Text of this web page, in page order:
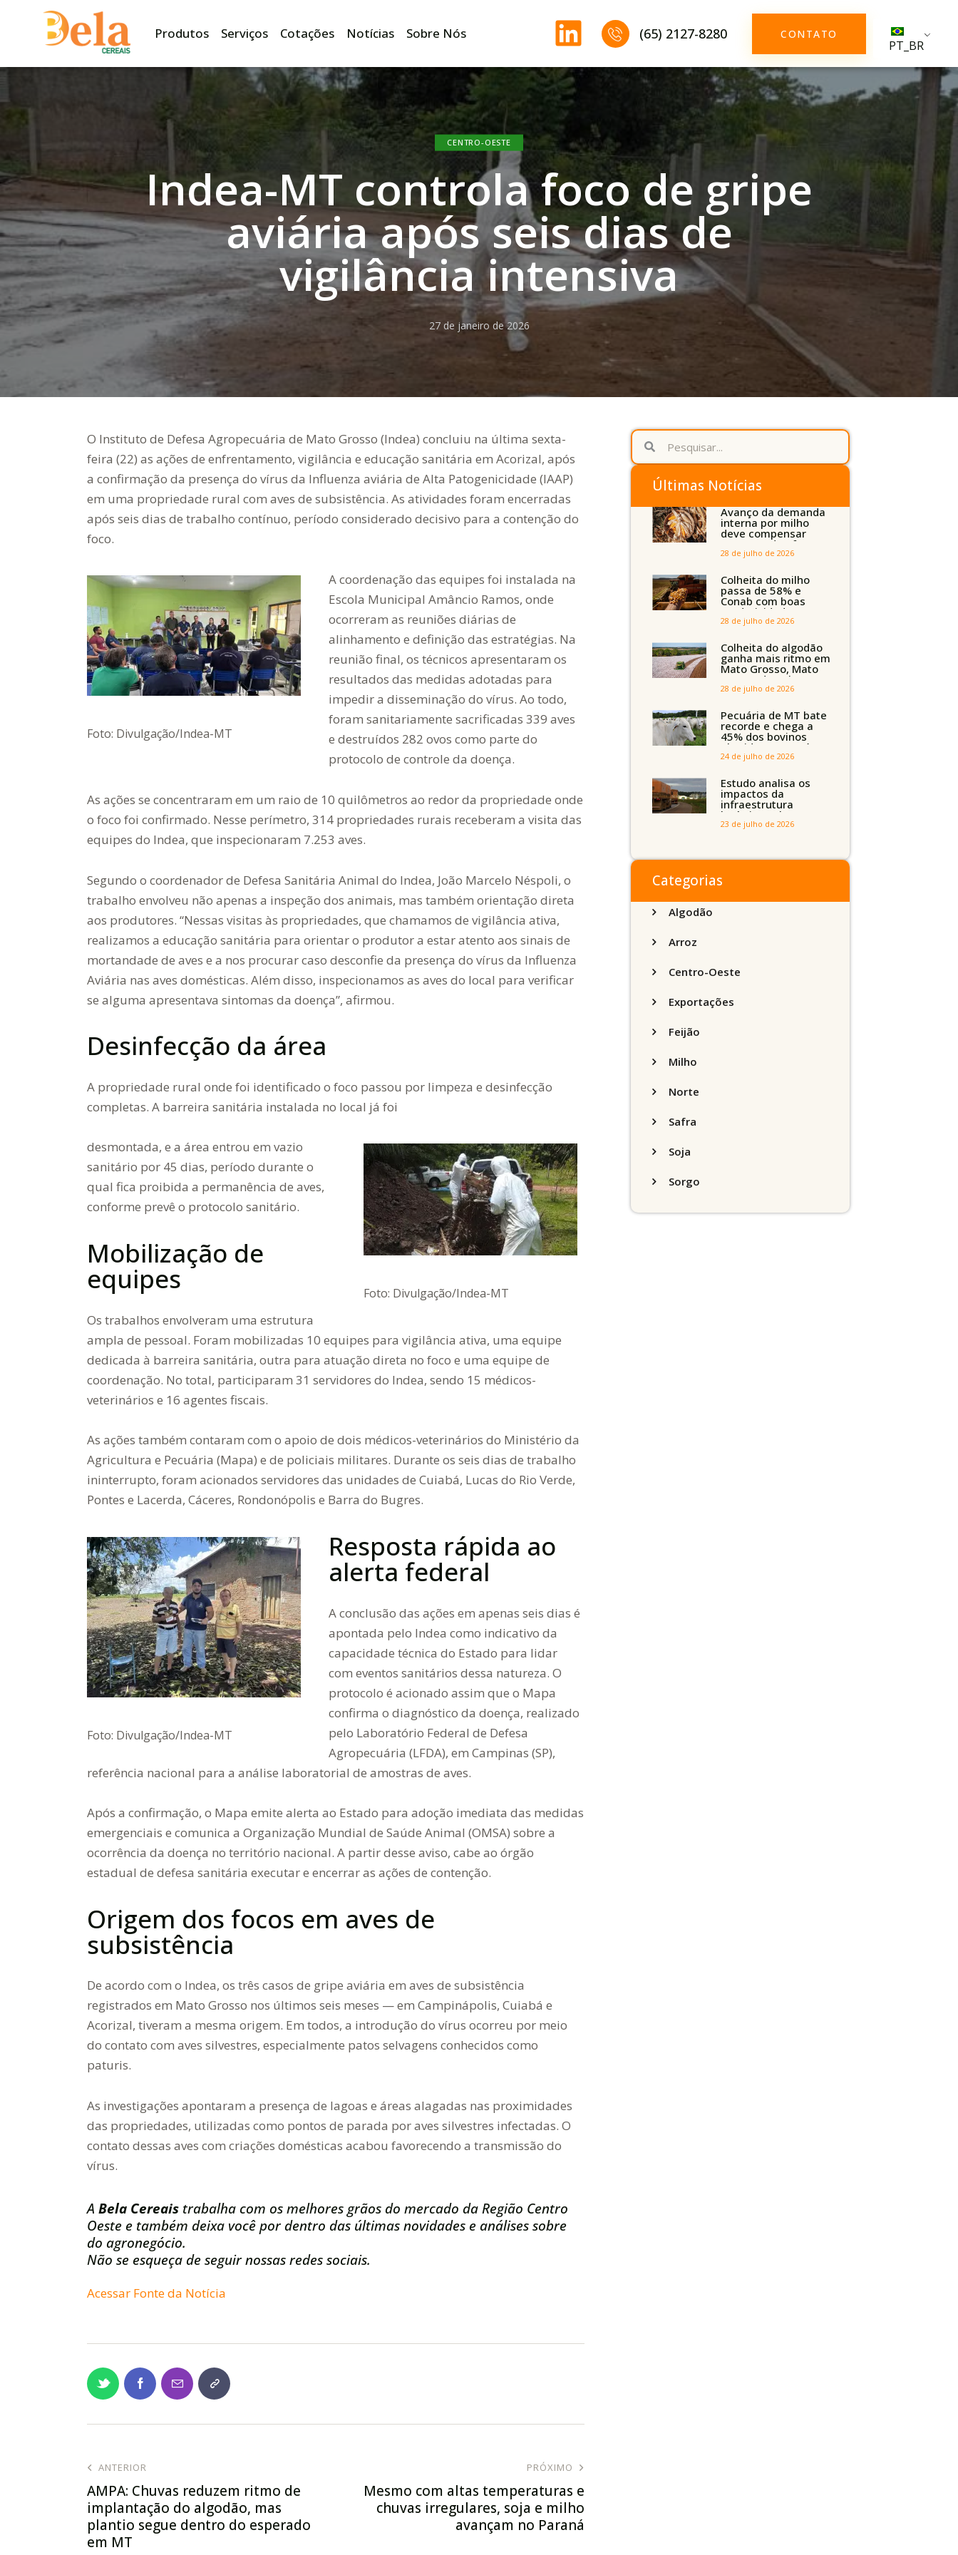
Produtos Serviços Cotações Notícias Sobre Nós (65) 2127-8280 CONTATO
PT_BR
CENTRO-OESTE
Indea-MT controla foco de gripe
aviária após seis dias de
vigilância intensiva
27 de janeiro de 2026
O Instituto de Defesa Agropecuária de Mato Grosso (Indea) concluiu na última sexta-
feira (22) as ações de enfrentamento, vigilância e educação sanitária em Acorizal, após
a confirmação da presença do vírus da Influenza aviária de Alta Patogenicidade (IAAP)
em uma propriedade rural com aves de subsistência. As atividades foram encerradas
após seis dias de trabalho contínuo, período considerado decisivo para a contenção do
foco.
Foto: Divulgação/Indea-MT
A coordenação das equipes foi instalada na
Escola Municipal Amâncio Ramos, onde
ocorreram as reuniões diárias de
alinhamento e definição das estratégias. Na
reunião final, os técnicos apresentaram os
resultados das medidas adotadas para
impedir a disseminação do vírus. Ao todo,
foram sanitariamente sacrificadas 339 aves
e destruídos 282 ovos como parte do
protocolo de controle da doença.
As ações se concentraram em um raio de 10 quilômetros ao redor da propriedade onde
o foco foi confirmado. Nesse perímetro, 314 propriedades rurais receberam a visita das
equipes do Indea, que inspecionaram 7.253 aves.
Segundo o coordenador de Defesa Sanitária Animal do Indea, João Marcelo Néspoli, o
trabalho envolveu não apenas a inspeção dos animais, mas também orientação direta
aos produtores. “Nessas visitas às propriedades, que chamamos de vigilância ativa,
realizamos a educação sanitária para orientar o produtor a estar atento aos sinais de
mortandade de aves e a nos procurar caso desconfie da presença do vírus da Influenza
Aviária nas aves domésticas. Além disso, inspecionamos as aves do local para verificar
se alguma apresentava sintomas da doença”, afirmou.
Desinfecção da área
A propriedade rural onde foi identificado o foco passou por limpeza e desinfecção
completas. A barreira sanitária instalada no local já foi
Foto: Divulgação/Indea-MT
desmontada, e a área entrou em vazio
sanitário por 45 dias, período durante o
qual fica proibida a permanência de aves,
conforme prevê o protocolo sanitário.
Mobilização de
equipes
Os trabalhos envolveram uma estrutura
ampla de pessoal. Foram mobilizadas 10 equipes para vigilância ativa, uma equipe
dedicada à barreira sanitária, outra para atuação direta no foco e uma equipe de
coordenação. No total, participaram 31 servidores do Indea, sendo 15 médicos-
veterinários e 16 agentes fiscais.
As ações também contaram com o apoio de dois médicos-veterinários do Ministério da
Agricultura e Pecuária (Mapa) e de policiais militares. Durante os seis dias de trabalho
ininterrupto, foram acionados servidores das unidades de Cuiabá, Lucas do Rio Verde,
Pontes e Lacerda, Cáceres, Rondonópolis e Barra do Bugres.
Foto: Divulgação/Indea-MT
Resposta rápida ao
alerta federal
A conclusão das ações em apenas seis dias é
apontada pelo Indea como indicativo da
capacidade técnica do Estado para lidar
com eventos sanitários dessa natureza. O
protocolo é acionado assim que o Mapa
confirma o diagnóstico da doença, realizado
pelo Laboratório Federal de Defesa
Agropecuária (LFDA), em Campinas (SP),
referência nacional para a análise laboratorial de amostras de aves.
Após a confirmação, o Mapa emite alerta ao Estado para adoção imediata das medidas
emergenciais e comunica a Organização Mundial de Saúde Animal (OMSA) sobre a
ocorrência da doença no território nacional. A partir desse aviso, cabe ao órgão
estadual de defesa sanitária executar e encerrar as ações de contenção.
Origem dos focos em aves de
subsistência
De acordo com o Indea, os três casos de gripe aviária em aves de subsistência
registrados em Mato Grosso nos últimos seis meses — em Campinápolis, Cuiabá e
Acorizal, tiveram a mesma origem. Em todos, a introdução do vírus ocorreu por meio
do contato com aves silvestres, especialmente patos selvagens conhecidos como
paturis.
As investigações apontaram a presença de lagoas e áreas alagadas nas proximidades
das propriedades, utilizadas como pontos de parada por aves silvestres infectadas. O
contato dessas aves com criações domésticas acabou favorecendo a transmissão do
vírus.
A Bela Cereais trabalha com os melhores grãos do mercado da Região Centro
Oeste e também deixa você por dentro das últimas novidades e análises sobre
do agronegócio.
Não se esqueça de seguir nossas redes sociais.
Acessar Fonte da Notícia
ANTERIOR
AMPA: Chuvas reduzem ritmo de
implantação do algodão, mas
plantio segue dentro do esperado
em MT
PRÓXIMO
Mesmo com altas temperaturas e
chuvas irregulares, soja e milho
avançam no Paraná
Últimas Notícias
Avanço da demanda
interna por milho
deve compensar
aumento da oferta
com safra recorde
aponta Imea
28 de julho de 2026
Colheita do milho
passa de 58% e
Conab com boas
produtividades em
Mato Grosso, mas
Tocantins, Maranhão
e Piauí
28 de julho de 2026
Colheita do algodão
ganha mais ritmo em
Mato Grosso, Mato
Grosso do Sul e
Maranhão
28 de julho de 2026
Pecuária de MT bate
recorde e chega a
45% dos bovinos
abatidos com até 24
meses
24 de julho de 2026
Estudo analisa os
impactos da
infraestrutura
logística sobre a
produção agrícola de
23 de julho de 2026
Categorias
Algodão
Arroz
Centro-Oeste
Exportações
Feijão
Milho
Norte
Safra
Soja
Sorgo